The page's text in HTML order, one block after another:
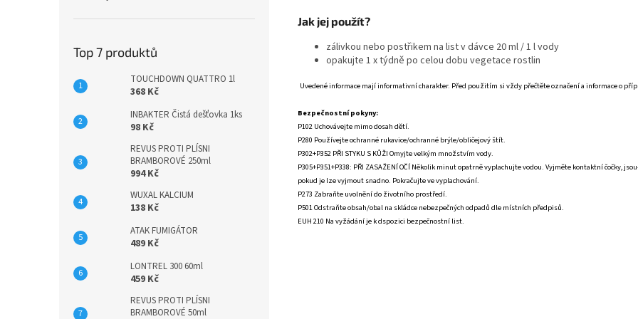
Top 7 produktů
TOUCHDOWN QUATTRO 1l
368 Kč
INBAKTER Čistá dešťovka 1ks
98 Kč
REVUS PROTI PLÍSNI
BRAMBOROVÉ 250ml
994 Kč
WUXAL KALCIUM
138 Kč
ATAK FUMIGÁTOR
489 Kč
LONTREL 300 60ml
459 Kč
REVUS PROTI PLÍSNI
BRAMBOROVÉ 50ml
Jak jej použít?
zálivkou nebo postřikem na list v dávce 20 ml / 1 l vody
opakujte 1 x týdně po celou dobu vegetace rostlin
Uvedené informace mají informativní charakter. Před použitím si vždy přečtěte označení a informace o
Bezpečnostní pokyny:
P102 Uchovávejte mimo dosah dětí.
P280 Používejte ochranné rukavice/ochranné brýle/obličejový štít.
P302+P352 PŘI STYKU S KŮŽI Omyjte velkým množstvím vody.
P305+P351+P338: PŘI ZASAŽENÍ OČÍ Několik minut opatrně vyplachujte vodou. Vyjměte kontaktní čočky,
pokud je lze vyjmout snadno. Pokračujte ve vyplachování.
P273 Zabraňte uvolnění do životního prostředí.
P501 Odstraňte obsah/obal na skládce nebezpečných odpadů dle místních předpisů.
EUH 210 Na vyžádání je k dspozici bezpečnostní list.